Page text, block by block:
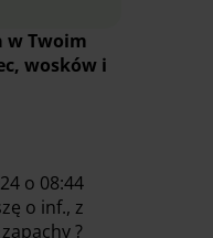
w Twoim
wosków i
o 08:44
o inf., z
?